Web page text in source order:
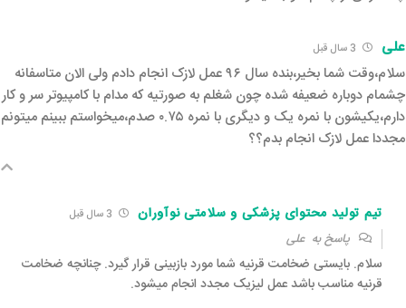
علی
سلام،وقت شما بخیر،بنده سال ۹۶ عمل لازک انجام دادم ولی الان متاسفانه
چشمام دوباره ضعیفه شده چون شغلم به صورتیه که مدام با کامپیوتر سر و کار
دارم،یکیشون با نمره یک و دیگری با نمره ۰.۷۵ صدم،میخواستم ببینم میتونم
مجددا عمل لازک انجام بدم؟؟
تیم تولید محتوای پزشکی و سلامتی نوآوران
پاسخ بهعلی
سلام. بایستی ضخامت قرنیه شما مورد بازبینی قرار گیرد. چنانچه ضخامت
قرنیه مناسب باشد عمل لیزیک مجدد انجام میشود.